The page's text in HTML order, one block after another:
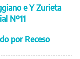
e Y Zurieta
Nº11
por Receso